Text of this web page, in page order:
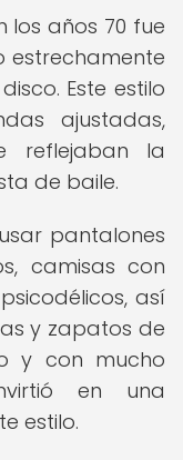
años 70 fue
estrechamente
Este estilo
ajustadas,
reflejaban la
de baile.
pantalones
camisas con
así
y zapatos de
y con mucho
en una
estilo.